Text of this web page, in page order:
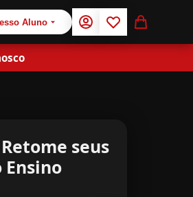
Aluno Minha Conta
Lista de Desejos
Meu
Retome seus
Ensino